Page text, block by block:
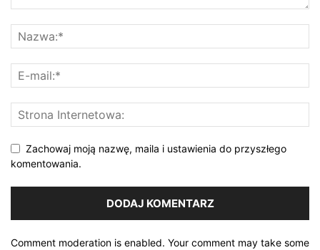
Zachowaj moją nazwę, maila i ustawienia do przyszłego
komentowania.
Comment moderation is enabled. Your comment may take some